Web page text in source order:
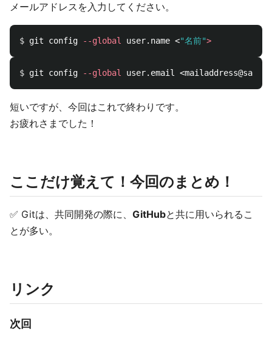
メールアドレスを入力してください。
$ git config --global user.name <"名前">
$ git config --global
短いですが、今回はこれで終わりです。
お疲れさまでした！
ここだけ覚えて！今回のまとめ！
✅ Gitは、共同開発の際に、 GitHubと共に用いられるこ
とが多い。
リンク
次回